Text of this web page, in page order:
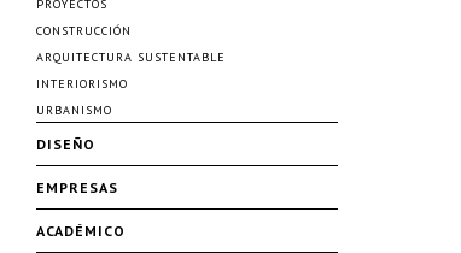
PROYECTOS
CONSTRUCCIÓN
ARQUITECTURA SUSTENTABLE
INTERIORISMO
URBANISMO
DISEÑO
EMPRESAS
ACADÉMICO